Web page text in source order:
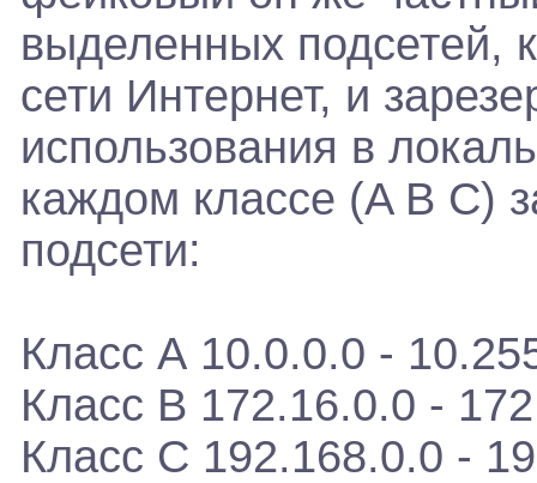
выделенных подсетей,
сети Интернет, и
использования в
каждом классе (A B С)
подсети:
Класс А 10.0.0.0 -
Класс B 172.16.0.0 -
Класс C 192.168.0.0 -